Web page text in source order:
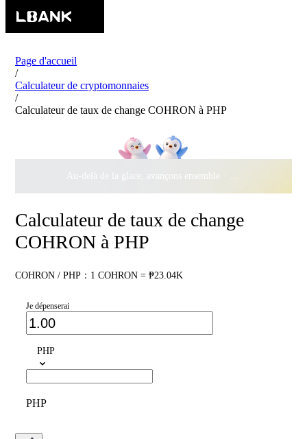
Page d'accueil
/
Calculateur de cryptomonnaies
/
Calculateur de taux de change COHRON à PHP
Au-delà de la glace, avançons ensemble ·
500 000 $
Calculateur de taux de change
COHRON à PHP
COHRON / PHP：1 COHRON = ₱23.04K
Je dépenserai
PHP
PHP